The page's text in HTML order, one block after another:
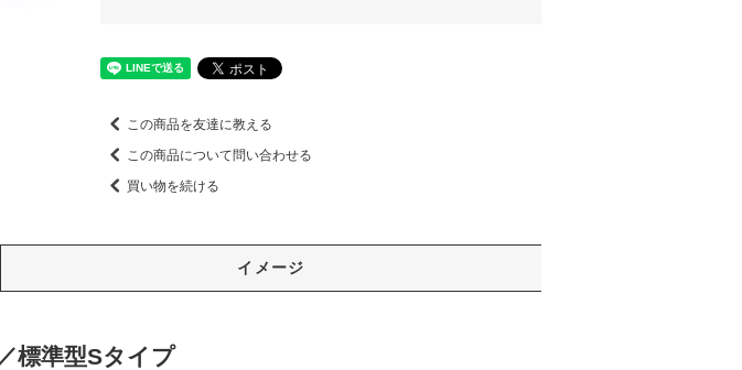
この商品を友達に教える
この商品について問い合わせる
買い物を続ける
イメージ
準型Sタイプ